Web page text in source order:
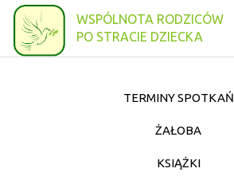
WSPÓLNOTA RODZICÓW
PO STRACIE DZIECKA
TERMINY SPOTKAŃ
ŻAŁOBA
KSIĄŻKI